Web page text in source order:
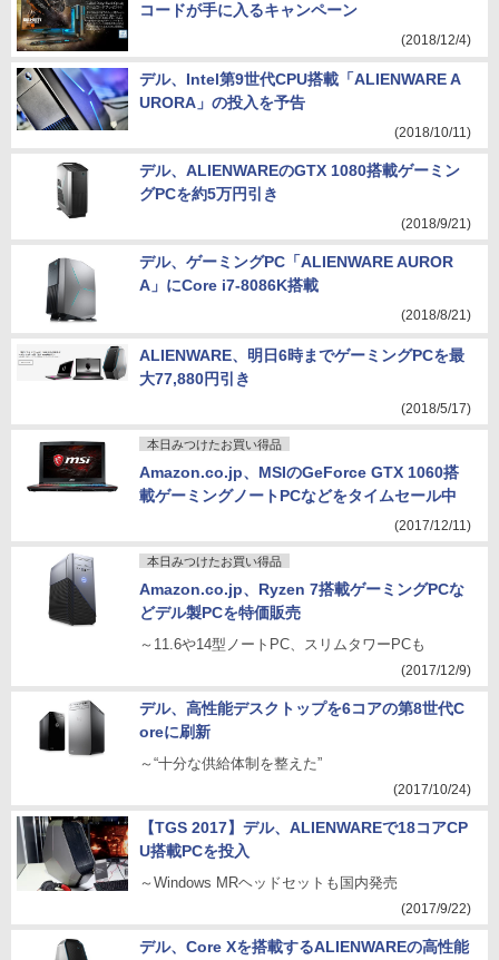
コードが手に入るキャンペーン
(2018/12/4)
デル、Intel第9世代CPU搭載「ALIENWARE A
URORA」の投入を予告
(2018/10/11)
デル、ALIENWAREのGTX 1080搭載ゲーミン
グPCを約5万円引き
(2018/9/21)
デル、ゲーミングPC「ALIENWARE AUROR
A」にCore i7-8086K搭載
(2018/8/21)
ALIENWARE、明日6時までゲーミングPCを最
大77,880円引き
(2018/5/17)
本日みつけたお買い得品
Amazon.co.jp、MSIのGeForce GTX 1060搭
載ゲーミングノートPCなどをタイムセール中
(2017/12/11)
本日みつけたお買い得品
Amazon.co.jp、Ryzen 7搭載ゲーミングPCな
どデル製PCを特価販売
～11.6や14型ノートPC、スリムタワーPCも
(2017/12/9)
デル、高性能デスクトップを6コアの第8世代C
oreに刷新
～“十分な供給体制を整えた”
(2017/10/24)
【TGS 2017】デル、ALIENWAREで18コアCP
U搭載PCを投入
～Windows MRヘッドセットも国内発売
(2017/9/22)
デル、Core Xを搭載するALIENWAREの高性能